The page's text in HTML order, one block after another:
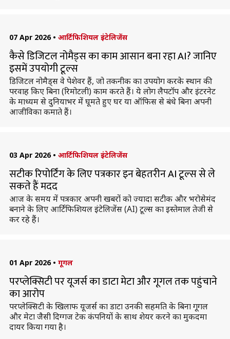
07 Apr 2026 • आर्टिफिशियल इंटेलिजेंस
कैसे डिजिटल नोमैड्स का काम आसान बना रहा AI? जानिए
इसमें उपयोगी टूल्स
डिजिटल नोमैड्स वे पेशेवर हैं, जो तकनीक का उपयोग करके स्थान की
परवाह किए बिना (रिमोटली) काम करते हैं। ये लोग लैपटॉप और इंटरनेट
के माध्यम से दुनियाभर में घूमते हुए घर या ऑफिस से बंधे बिना अपनी
आजीविका कमाते हैं।
03 Apr 2026 • आर्टिफिशियल इंटेलिजेंस
सटीक रिपोर्टिंग के लिए पत्रकार इन बेहतरीन AI टूल्स से ले
सकते हैं मदद
आज के समय में पत्रकार अपनी खबरों को ज्यादा सटीक और भरोसेमंद
बनाने के लिए आर्टिफिशियल इंटेलिजेंस (AI) टूल्स का इस्तेमाल तेजी से
कर रहे हैं।
01 Apr 2026 • गूगल
परप्लेक्सिटी पर यूजर्स का डाटा मेटा और गूगल तक पहुंचाने
का आरोप
परप्लेक्सिटी के खिलाफ यूजर्स का डाटा उनकी सहमति के बिना गूगल
और मेटा जैसी दिग्गज टेक कंपनियों के साथ शेयर करने का मुकदमा
दायर किया गया है।